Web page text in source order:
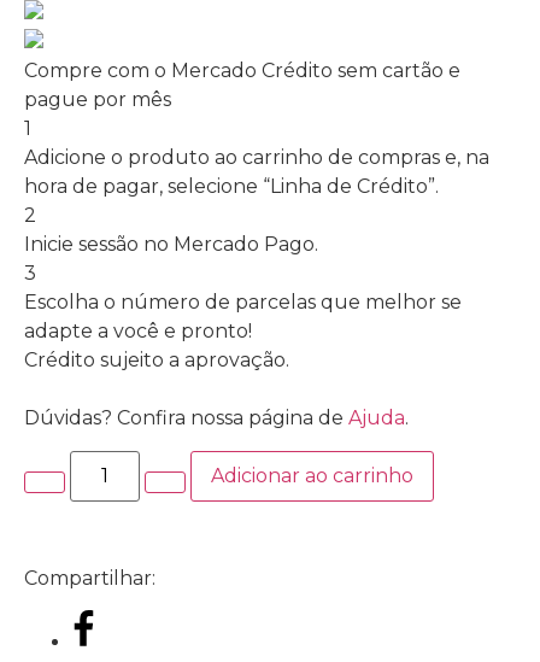
Compre com o Mercado Crédito sem cartão e
pague por mês
1
Adicione o produto ao carrinho de compras e, na
hora de pagar, selecione “Linha de Crédito”.
2
Inicie sessão no Mercado Pago.
3
Escolha o número de parcelas que melhor se
adapte a você e pronto!
Crédito sujeito a aprovação.
Dúvidas? Confira nossa página de Ajuda.
Adicionar ao carrinho
Compartilhar: